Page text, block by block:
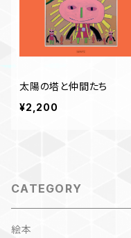
太陽の塔と仲間たち
¥2,200
CATEGORY
絵本